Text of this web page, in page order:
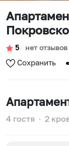
5 ∙ нет отзывов
Сохранить
4 гостя ∙ 2